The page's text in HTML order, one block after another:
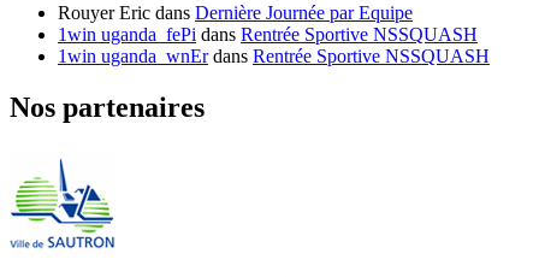
Rouyer Eric dans Dernière Journée par Equipe
1win uganda_fePi dans Rentrée Sportive NSSQUASH
1win uganda_wnErdans Rentrée Sportive NSSQUASH
Nos partenaires